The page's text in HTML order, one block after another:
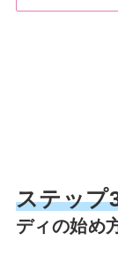
ステップ
ディの始め